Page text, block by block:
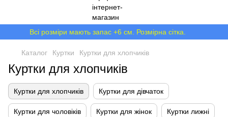
Всі розміри мають запас +6 см. Розмірна сітка.
Каталог Куртки Куртки для хлопчиків
Куртки для хлопчиків
Куртки для хлопчиків Куртки для дівчаток
Куртки для чоловіків Куртки для жінок Куртки лижні